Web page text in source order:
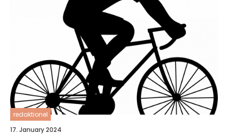
redaktionel
17. January 2024